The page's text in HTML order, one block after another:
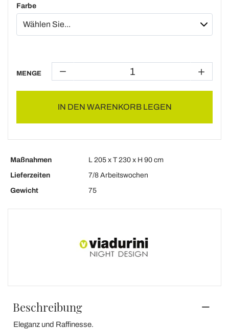
Farbe
MENGE
IN DEN WARENKORB LEGEN
Maßnahmen
L 205 x T 230 x H 90 cm
Lieferzeiten
7/8 Arbeitswochen
Gewicht
75
Beschreibung
Eleganz und Raffinesse.